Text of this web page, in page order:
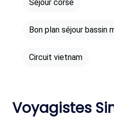
Séjour corse
Bon plan séjour bassin
Circuit vietnam
Voyagistes